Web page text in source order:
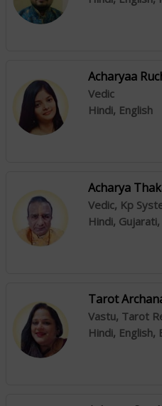
Acharyaa
Vedic
Hindi, English
Acharya
Vedic, Kp
Hindi, Gujarati,
Tarot
Vastu, Tarot